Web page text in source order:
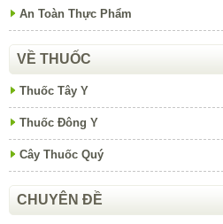
An Toàn Thực Phẩm
VỀ THUỐC
Thuốc Tây Y
Thuốc Đông Y
Cây Thuốc Quý
CHUYÊN ĐỀ